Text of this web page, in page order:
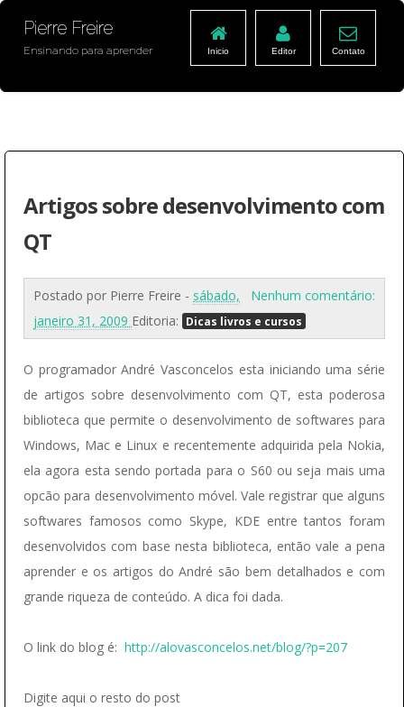
Pierre Freire
Ensinando para aprender Inicio Editor Contato
Artigos sobre desenvolvimento com
QT
Nenhum comentário:
Postado por Pierre Freire - sábado,
janeiro 31, 2009 Editoria: Dicas livros e cursos
O programador André Vasconcelos esta iniciando uma série
de artigos sobre desenvolvimento com QT, esta poderosa
biblioteca que permite o desenvolvimento de softwares para
Windows, Mac e Linux e recentemente adquirida pela Nokia,
ela agora esta sendo portada para o S60 ou seja mais uma
opcão para desenvolvimento móvel. Vale registrar que alguns
softwares famosos como Skype, KDE entre tantos foram
desenvolvidos com base nesta biblioteca, então vale a pena
aprender e os artigos do André são bem detalhados e com
grande riqueza de conteúdo. A dica foi dada.
O link do blog é: http://alovasconcelos.net/blog/?p=207
Digite aqui o resto do post